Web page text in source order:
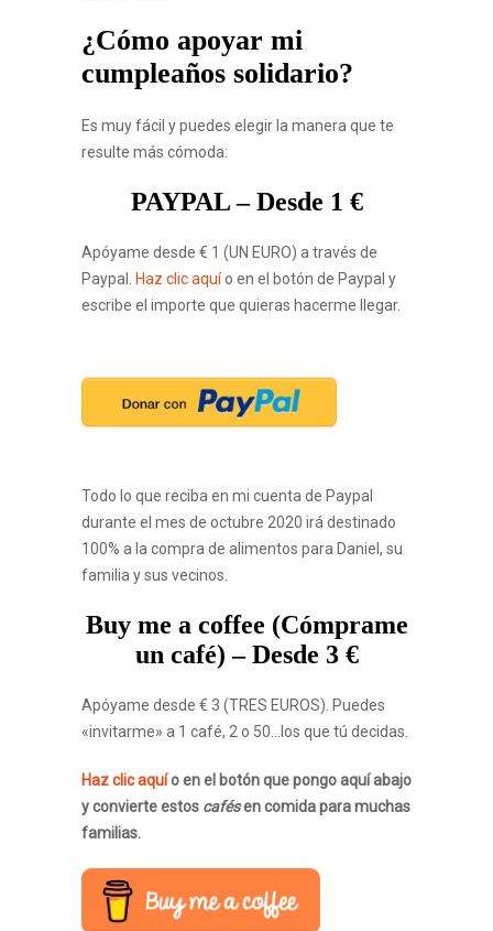
¿Cómo apoyar mi
cumpleaños solidario?
Es muy fácil y puedes elegir la manera que te
resulte más cómoda:
PAYPAL – Desde 1 €
Apóyame desde € 1 (UN EURO) a través de
Paypal. Haz clic aquío en el botón de Paypal y
escribe el importe que quieras hacerme llegar.
Todo lo que reciba en mi cuenta de Paypal
durante el mes de octubre 2020 irá destinado
100% a la compra de alimentos para Daniel, su
familia y sus vecinos.
Buy me a coffee (Cómprame
un café) – Desde 3 €
Apóyame desde € 3 (TRES EUROS). Puedes
«invitarme» a 1 café, 2 o 50…los que tú decidas.
Haz clic aquío en el botón que pongo aquí abajo
y convierte estos cafésen comida para muchas
familias.